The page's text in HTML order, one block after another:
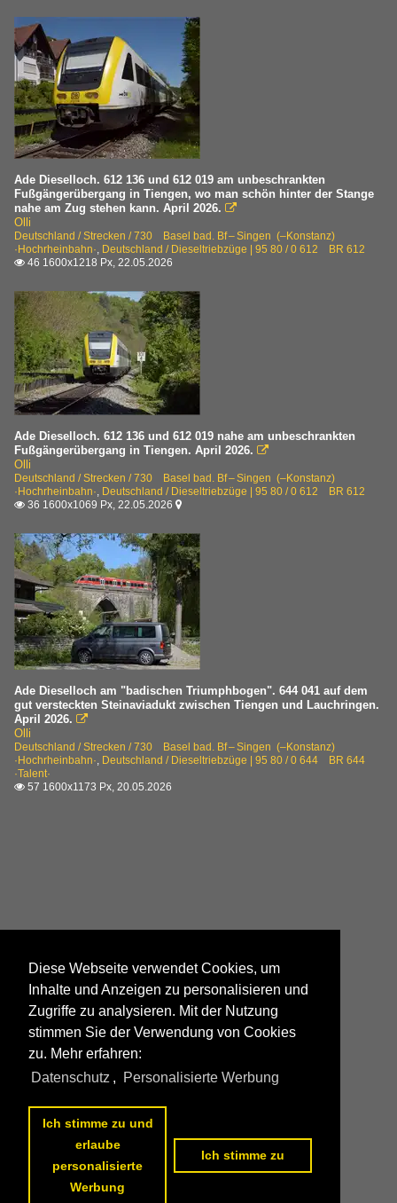
Ade Dieselloch. 612 136 und 612 019 am unbeschrankten
Fußgängerübergang in Tiengen, wo man schön hinter der Stange
nahe am Zug stehen kann. April 2026. 
Olli
Deutschland / Strecken / 730 Basel bad. Bf – Singen (–Konstanz)
·Hochrheinbahn·, Deutschland / Dieseltriebzüge | 95 80 / 0 612 BR 612
 46 1600x1218 Px, 22.05.2026
Ade Dieselloch. 612 136 und 612 019 nahe am unbeschrankten
Fußgängerübergang in Tiengen. April 2026. 
Olli
Deutschland / Strecken / 730 Basel bad. Bf – Singen (–Konstanz)
·Hochrheinbahn·, Deutschland / Dieseltriebzüge | 95 80 / 0 612 BR 612
 36 1600x1069 Px, 22.05.2026 
Ade Dieselloch am "badischen Triumphbogen". 644 041 auf dem
gut versteckten Steinaviadukt zwischen Tiengen und Lauchringen.
April 2026. 
Olli
Deutschland / Strecken / 730 Basel bad. Bf – Singen (–Konstanz)
·Hochrheinbahn·, Deutschland / Dieseltriebzüge | 95 80 / 0 644 BR 644
·Talent·
 57 1600x1173 Px, 20.05.2026
Diese Webseite verwendet Cookies, um
Inhalte und Anzeigen zu personalisieren und
Zugriffe zu analysieren. Mit der Nutzung
stimmen Sie der Verwendung von Cookies
zu. Mehr erfahren:
Datenschutz , Personalisierte Werbung
Ich stimme zu und
erlaube
personalisierte
Werbung
Ich stimme zu